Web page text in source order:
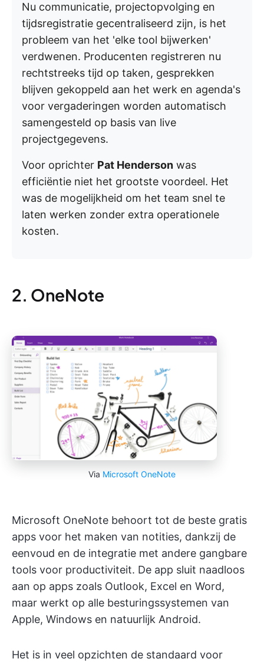
Nu communicatie, projectopvolging en
tijdsregistratie gecentraliseerd zijn, is het
probleem van het 'elke tool bijwerken'
verdwenen. Producenten registreren nu
rechtstreeks tijd op taken, gesprekken
blijven gekoppeld aan het werk en agenda's
voor vergaderingen worden automatisch
samengesteld op basis van live
projectgegevens.
Voor oprichter Pat Henderson was
efficiëntie niet het grootste voordeel. Het
was de mogelijkheid om het team snel te
laten werken zonder extra operationele
kosten.
2. OneNote
Via Microsoft OneNote
Microsoft OneNote behoort tot de beste gratis
apps voor het maken van notities, dankzij de
eenvoud en de integratie met andere gangbare
tools voor productiviteit. De app sluit naadloos
aan op apps zoals Outlook, Excel en Word,
maar werkt op alle besturingssystemen van
Apple, Windows en natuurlijk Android.
Het is in veel opzichten de standaard voor